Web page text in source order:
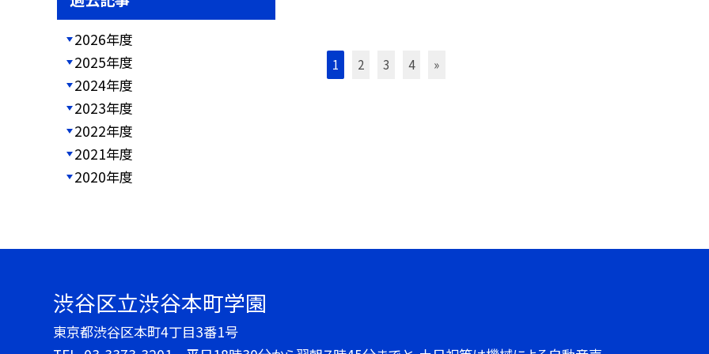
1 2 3 4 »
2026年度
2025年度
2024年度
2023年度
2022年度
2021年度
2020年度
渋谷区立渋谷本町学園
東京都渋谷区本町4丁目3番1号